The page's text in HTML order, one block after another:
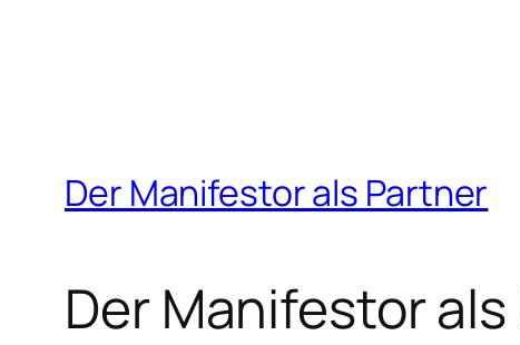
Der Manifestor als Partner
Der Manifestor